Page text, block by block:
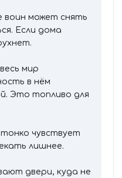
воин может снять
Если дома
мир
в нём
Это топливо для
чувствует
лишнее.
двери, куда не